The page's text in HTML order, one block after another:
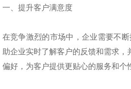
一、提升客户满意度
在竞争激烈的市场中，企业需要不
助企业实时了解客户的反馈和需求
偏好，为客户提供更贴心的服务和个